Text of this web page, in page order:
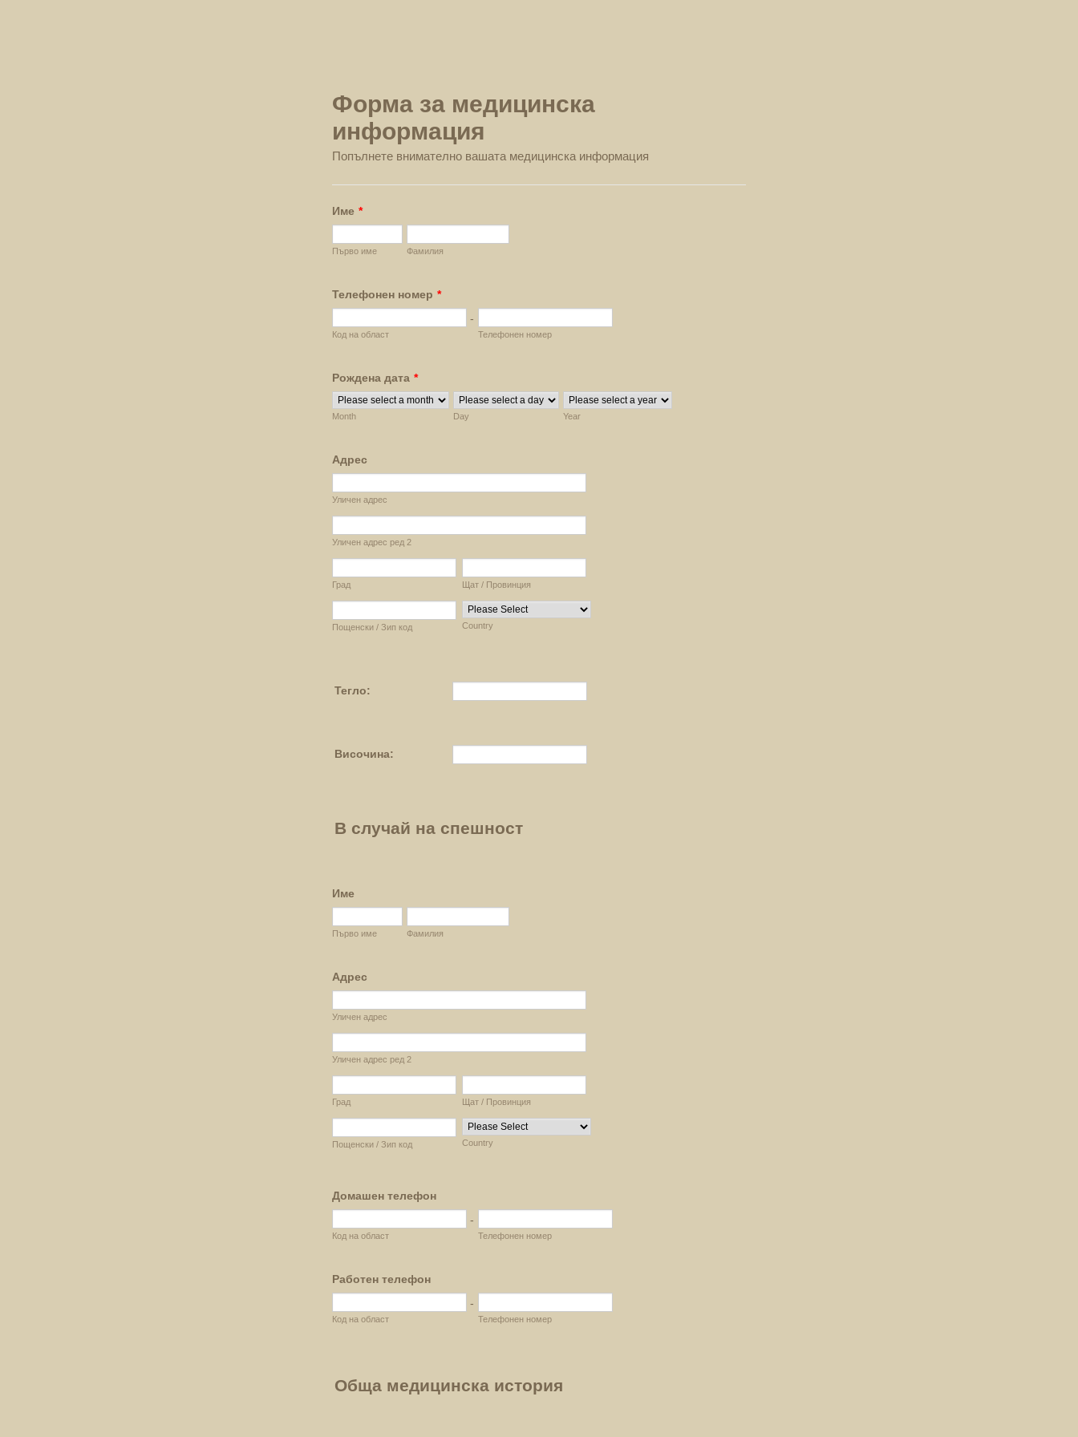
Форма за медицинска
информация
Попълнете внимателно вашата медицинска информация
Име *
Първо име Фамилия
Телефонен номер *
-
Код на област Телефонен номер
Рождена дата *
Month Day Year
Адрес
Уличен адрес
Уличен адрес ред 2
Град Щат / Провинция
Пощенски / Зип код Country
Тегло:
Височина:
В случай на спешност
Име
Първо име Фамилия
Адрес
Уличен адрес
Уличен адрес ред 2
Град Щат / Провинция
Пощенски / Зип код Country
Домашен телефон
-
Код на област Телефонен номер
Работен телефон
-
Код на област Телефонен номер
Обща медицинска история